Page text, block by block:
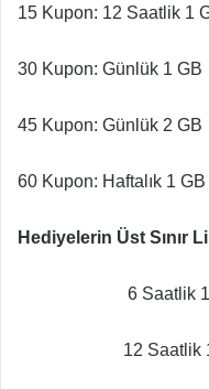
15 Kupon: 12 Saatlik 1
30 Kupon: Günlük 1 GB
45 Kupon: Günlük 2 GB
60 Kupon: Haftalık 1 GB
Hediyelerin Üst Sınır
6 Saatlik 1 GB
12 Saatlik 1